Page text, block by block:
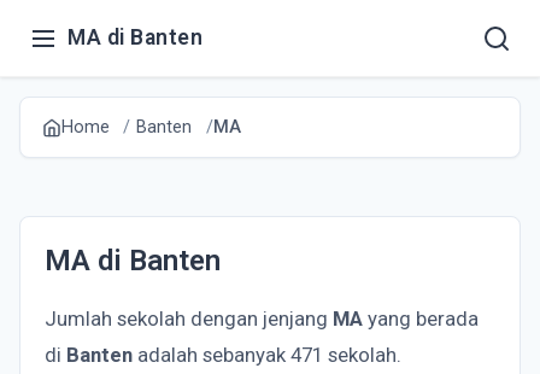
MA di Banten
Home Banten MA
MA di Banten
Jumlah sekolah dengan jenjang MA yang berada
di Banten adalah sebanyak 471 sekolah.